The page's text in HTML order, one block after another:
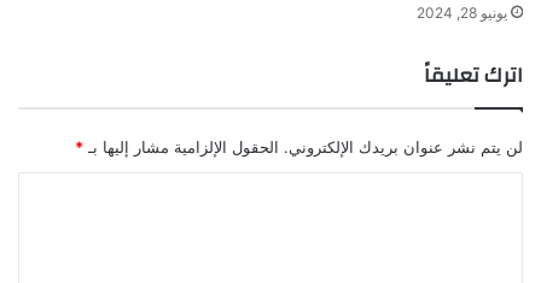
يونيو 28, 2024
اترك تعليقاً
لن يتم نشر عنوان بريدك الإلكتروني. الحقول الإلزامية مشار إليها بـ *